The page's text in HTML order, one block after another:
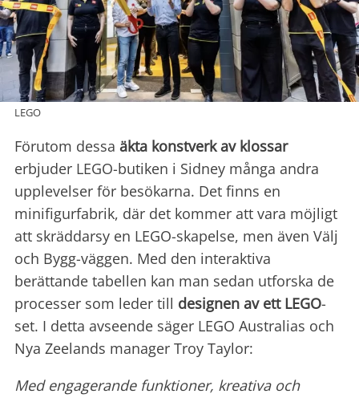
LEGO
Förutom dessa äkta konstverk av klossar
erbjuder LEGO-butiken i Sidney många andra
upplevelser för besökarna. Det finns en
minifigurfabrik, där det kommer att vara möjligt
att skräddarsy en LEGO-skapelse, men även Välj
och Bygg-väggen. Med den interaktiva
berättande tabellen kan man sedan utforska de
processer som leder till designen av ett LEGO-
set. I detta avseende säger LEGO Australias och
Nya Zeelands manager Troy Taylor:
Med engagerande funktioner, kreativa och